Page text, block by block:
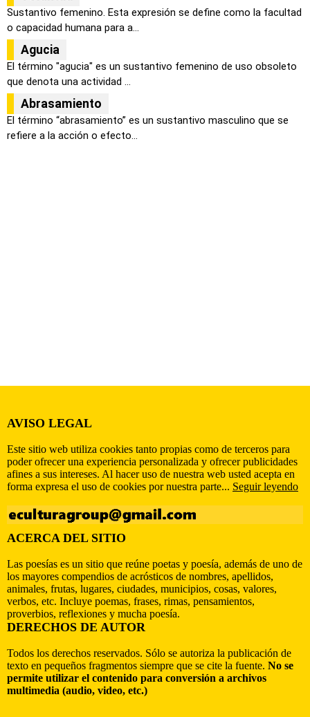
Sustantivo femenino. Esta expresión se define como la facultad
o capacidad humana para a...
Agucia
El término "agucia" es un sustantivo femenino de uso obsoleto
que denota una actividad ...
Abrasamiento
El término “abrasamiento” es un sustantivo masculino que se
refiere a la acción o efecto...
AVISO LEGAL
Este sitio web utiliza cookies tanto propias como de terceros para
poder ofrecer una experiencia personalizada y ofrecer publicidades
afines a sus intereses. Al hacer uso de nuestra web usted acepta en
forma expresa el uso de cookies por nuestra parte... Seguir leyendo
ACERCA DEL SITIO
Las poesías es un sitio que reúne poetas y poesía, además de uno de
los mayores compendios de acrósticos de nombres, apellidos,
animales, frutas, lugares, ciudades, municipios, cosas, valores,
verbos, etc. Incluye poemas, frases, rimas, pensamientos,
proverbios, reflexiones y mucha poesía.
DERECHOS DE AUTOR
Todos los derechos reservados. Sólo se autoriza la publicación de
texto en pequeños fragmentos siempre que se cite la fuente. No se
permite utilizar el contenido para conversión a archivos
multimedia (audio, video, etc.)